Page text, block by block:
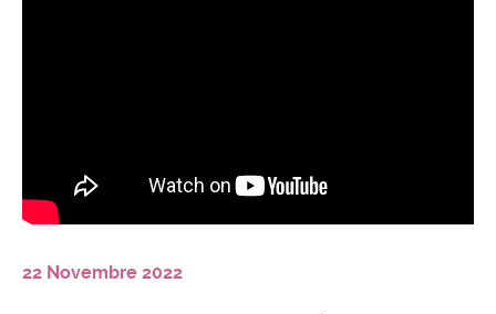
22 Novembre 2022